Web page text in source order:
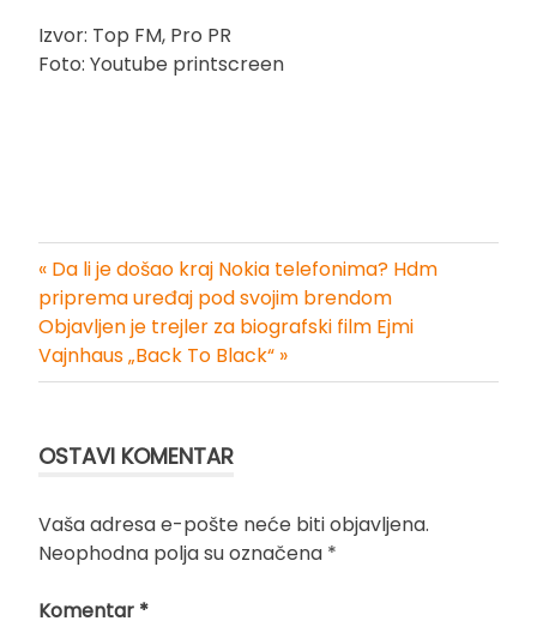
Izvor: Top FM, Pro PR
Foto: Youtube printscreen
Kretanje
članka
« Da li je došao kraj Nokia telefonima? Hdm
priprema uređaj pod svojim brendom
Objavljen je trejler za biografski film Ejmi
Vajnhaus „Back To Black“ »
OSTAVI KOMENTAR
Vaša adresa e-pošte neće biti objavljena.
Neophodna polja su označena *
Komentar *